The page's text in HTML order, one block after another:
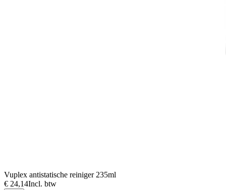
Vuplex antistatische reiniger 235ml
€ 24,14Incl. btw